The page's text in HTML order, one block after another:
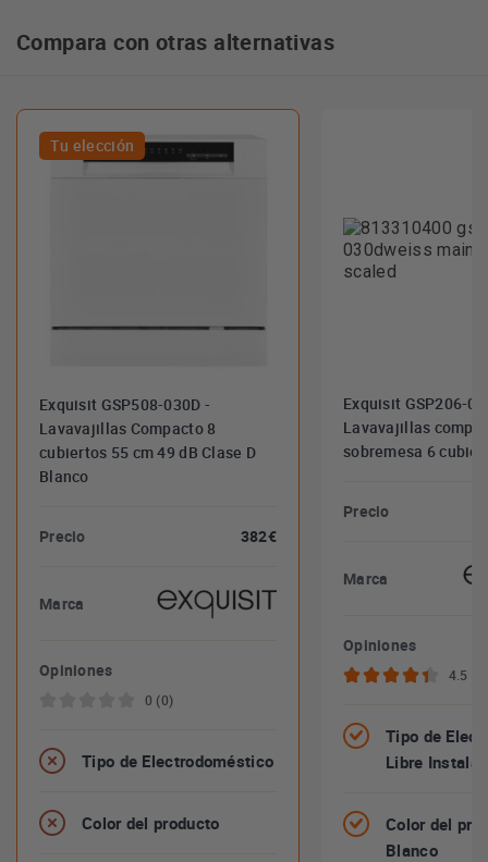
Compara con otras alternativas
Exquisit GSP508-030D -
Lavavajillas Compacto 8
cubiertos 55 cm 49 dB Clase D
Blanco
Precio 382€
Marca
Opiniones
0 (0)
Tipo de Electrodoméstico
Color del producto
Tu elección
Exquisit GSP206-
Lavavajillas
sobremesa 6
Precio
Marca
Opiniones
4.5 (2)
Tipo de
Libre
Color del
Blanco